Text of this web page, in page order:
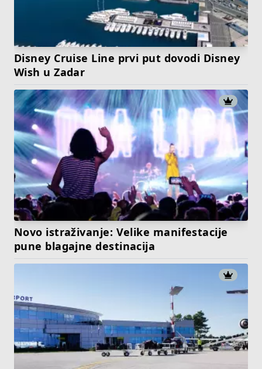
Disney Cruise Line prvi put dovodi Disney
Wish u Zadar
Novo istraživanje: Velike manifestacije
pune blagajne destinacija